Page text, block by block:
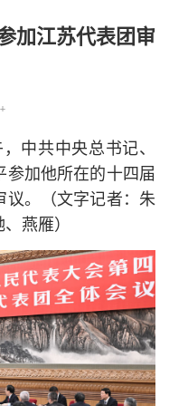
加江苏代表团审
中共中央总书记、
参加他所在的十四届
议。（文字记者：朱
燕雁）